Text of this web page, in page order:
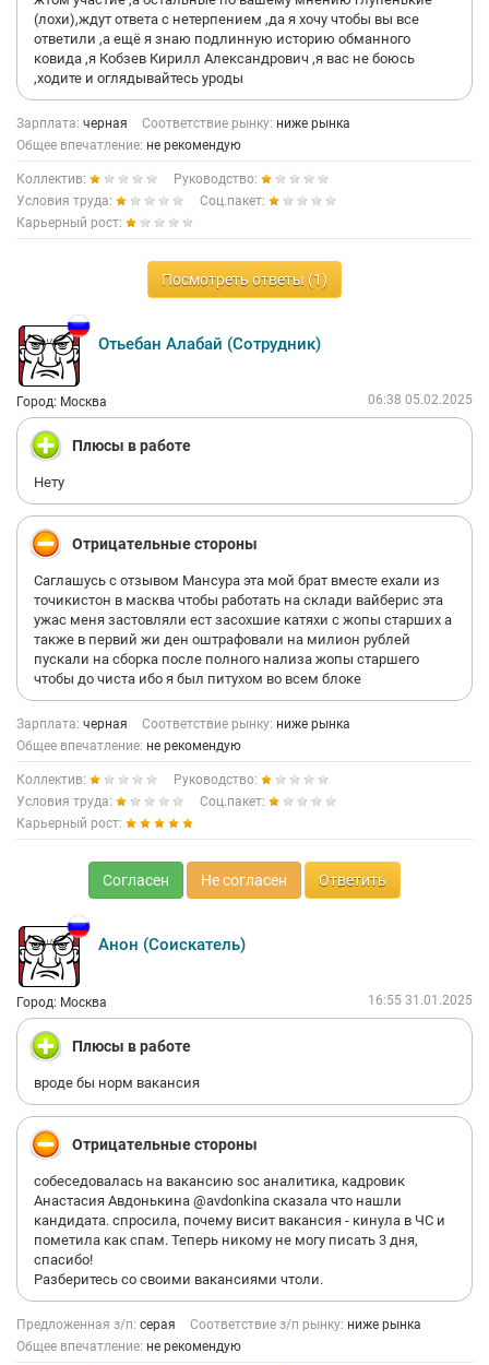
Сотрудники пвз работают в рабских условиях.
(лохи),ждут ответа с нетерпением ,да я хочу чтобы вы все
ответили ,а ещё я знаю подлинную историю обманного
ковида ,я Кобзев Кирилл Александрович ,я вас не боюсь
,ходите и оглядывайтесь уроды
Зарплата: черная Соответствие рынку: ниже рынка
Общее впечатление: не рекомендую
Коллектив:
Руководство:
Условия труда:
Соц.пакет:
Карьерный рост:
Посмотреть ответы (1)
Отьебан Алабай (Сотрудник)
Город: Москва 06:38 05.02.2025
Плюсы в работе
Нету
Отрицательные стороны
Саглашусь с отзывом Мансура эта мой брат вместе ехали из
точикистон в масква чтобы работать на склади вайберис эта
ужас меня застовляли ест засохшие катяхи с жопы старших а
также в первий жи ден оштрафовали на милион рублей
пускали на сборка после полного нализа жопы старшего
чтобы до чиста ибо я был питухом во всем блоке
Зарплата: черная Соответствие рынку: ниже рынка
Общее впечатление: не рекомендую
Коллектив:
Руководство:
Условия труда:
Соц.пакет:
Карьерный рост:
Согласен Не согласен Ответить
Анон (Соискатель)
Город: Москва 16:55 31.01.2025
Плюсы в работе
вроде бы норм вакансия
Отрицательные стороны
собеседовалась на вакансию soc аналитика, кадровик
Анастасия Авдонькина @avdonkina сказала что нашли
кандидата. спросила, почему висит вакансия - кинула в ЧС и
пометила как спам. Теперь никому не могу писать 3 дня,
спасибо!
Разберитесь со своими вакансиями чтоли.
Предложенная з/п: серая Соответствие з/п рынку: ниже рынка
Общее впечатление: не рекомендую